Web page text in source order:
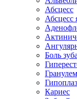
Абсцесс
Абсцесс
Боль
Кариес